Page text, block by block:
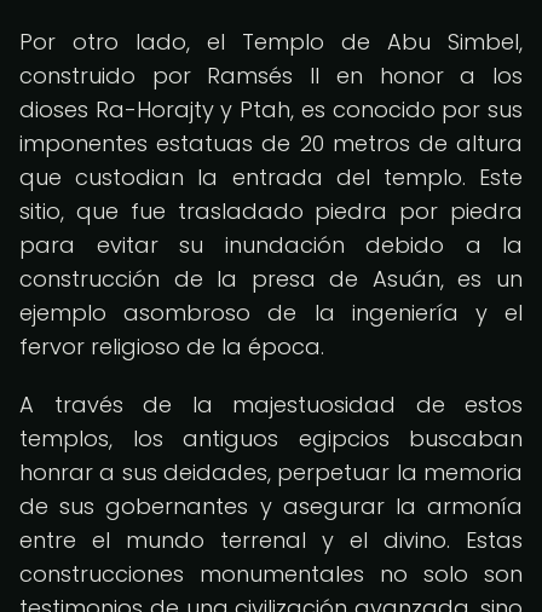
Por otro lado, el Templo de Abu Simbel,
construido por Ramsés II en honor a los
dioses Ra-Horajty y Ptah, es conocido por sus
imponentes estatuas de 20 metros de altura
que custodian la entrada del templo. Este
sitio, que fue trasladado piedra por piedra
para evitar su inundación debido a la
construcción de la presa de Asuán, es un
ejemplo asombroso de la ingeniería y el
fervor religioso de la época.
A través de la majestuosidad de estos
templos, los antiguos egipcios buscaban
honrar a sus deidades, perpetuar la memoria
de sus gobernantes y asegurar la armonía
entre el mundo terrenal y el divino. Estas
construcciones monumentales no solo son